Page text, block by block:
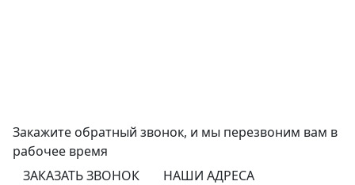
Закажите обратный звонок, и мы перезвоним вам в
рабочее время
ЗАКАЗАТЬ ЗВОНОК
НАШИ АДРЕСА